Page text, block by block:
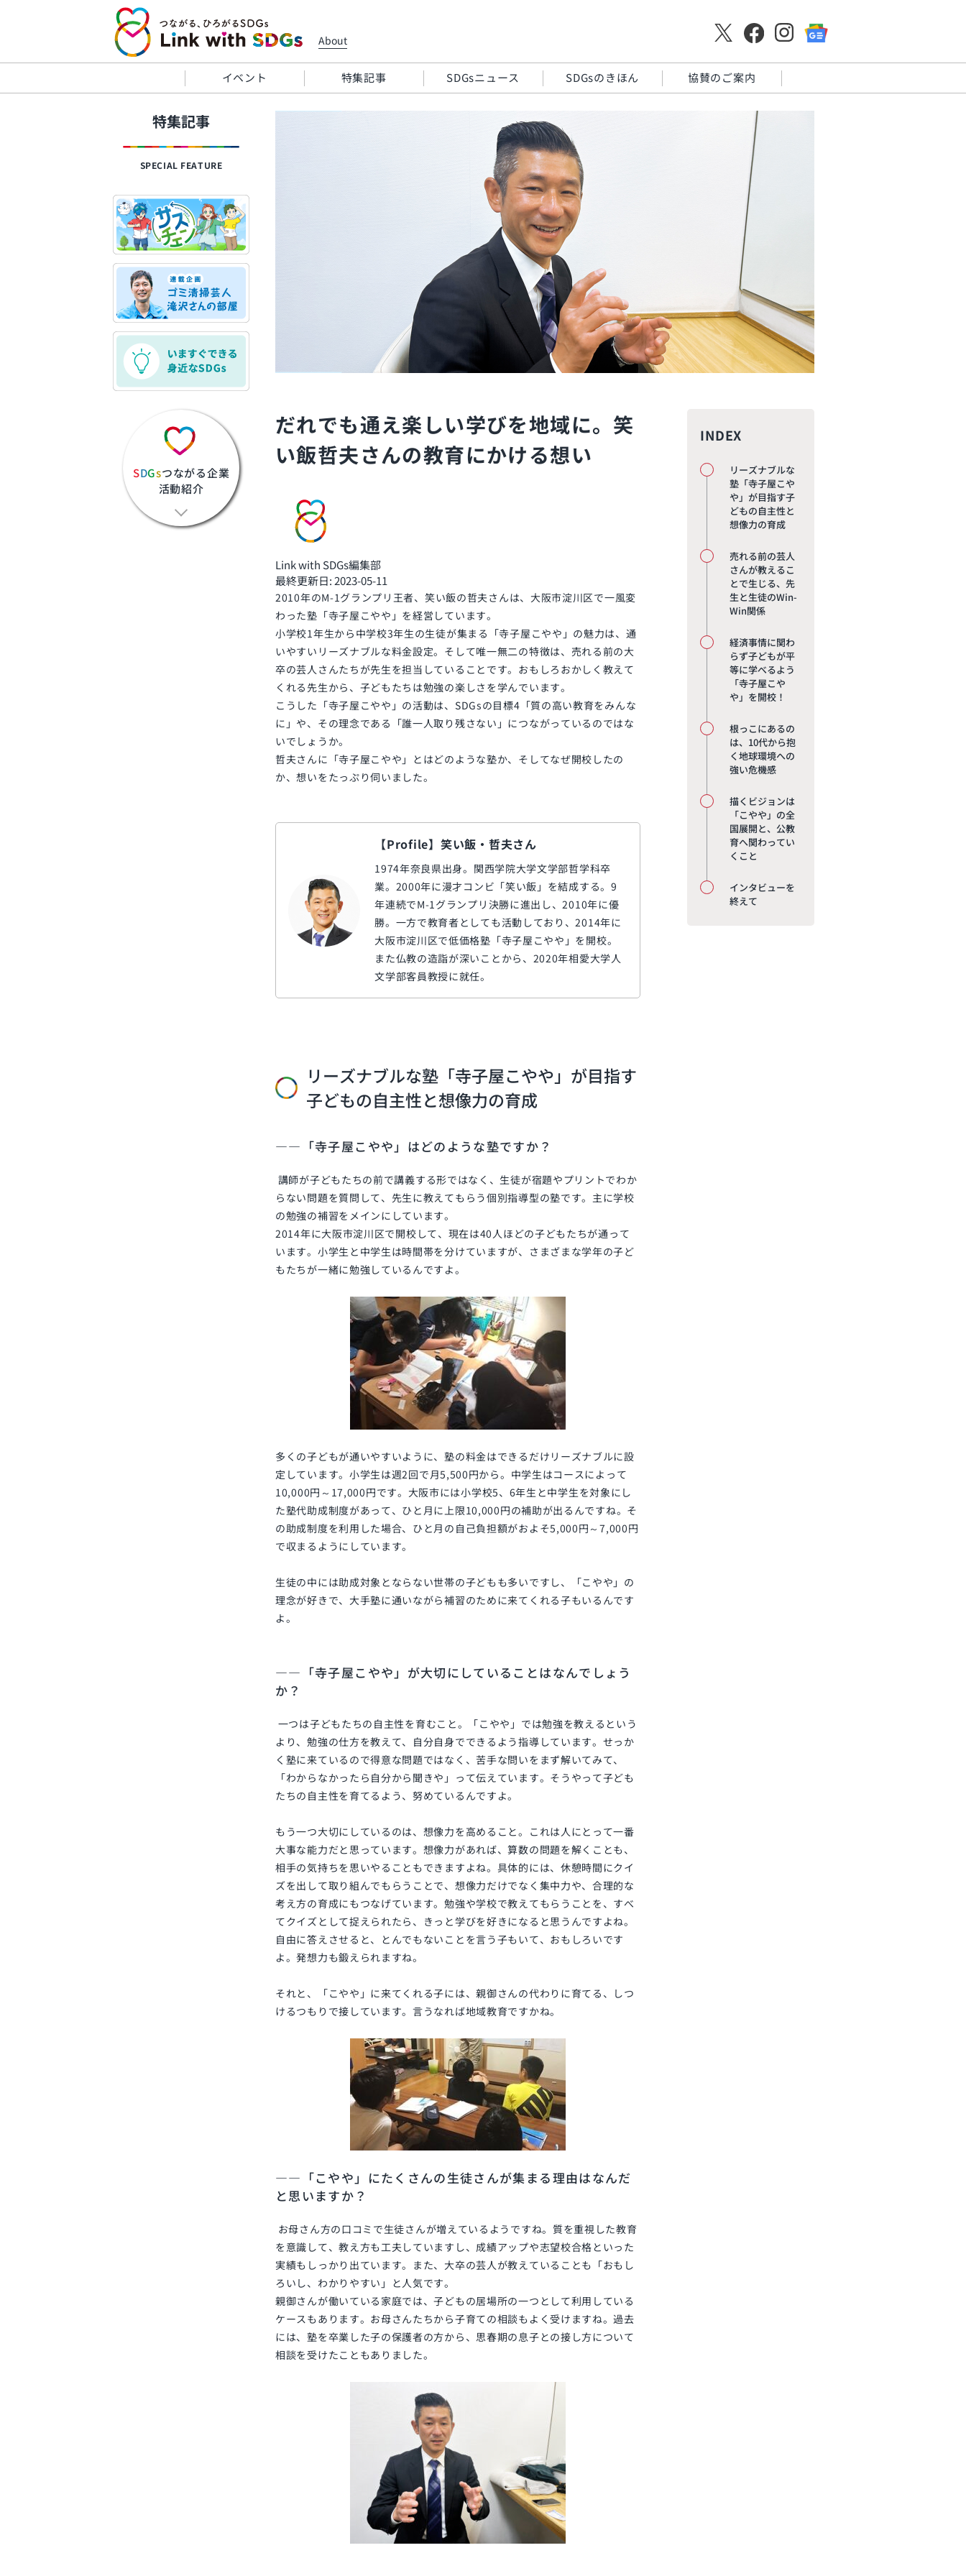
About
イベント 特集記事 SDGsニュース SDGsのきほん 協賛のご案内
特集記事
SPECIAL FEATURE
SDGsつながる企業
活動紹介
だれでも通え楽しい学びを地域に。笑
い飯哲夫さんの教育にかける想い
Link with SDGs編集部
最終更新日: 2023-05-11
2010年のM-1グランプリ王者、笑い飯の哲夫さんは、大阪市淀川区で一風変
わった塾「寺子屋こやや」を経営しています。
小学校1年生から中学校3年生の生徒が集まる「寺子屋こやや」の魅力は、通
いやすいリーズナブルな料金設定。そして唯一無二の特徴は、売れる前の大
卒の芸人さんたちが先生を担当していることです。おもしろおかしく教えて
くれる先生から、子どもたちは勉強の楽しさを学んでいます。
こうした「寺子屋こやや」の活動は、SDGsの目標4「質の高い教育をみんな
に」や、その理念である「誰一人取り残さない」につながっているのではな
いでしょうか。
哲夫さんに「寺子屋こやや」とはどのような塾か、そしてなぜ開校したの
か、想いをたっぷり伺いました。
【Profile】笑い飯・哲夫さん
1974年奈良県出身。関西学院大学文学部哲学科卒
業。2000年に漫才コンビ「笑い飯」を結成する。9
年連続でM-1グランプリ決勝に進出し、2010年に優
勝。一方で教育者としても活動しており、2014年に
大阪市淀川区で低価格塾「寺子屋こやや」を開校。
また仏教の造詣が深いことから、2020年相愛大学人
文学部客員教授に就任。
リーズナブルな塾「寺子屋こやや」が目指す
子どもの自主性と想像力の育成
――「寺子屋こやや」はどのような塾ですか？
講師が子どもたちの前で講義する形ではなく、生徒が宿題やプリントでわか
らない問題を質問して、先生に教えてもらう個別指導型の塾です。主に学校
の勉強の補習をメインにしています。
2014年に大阪市淀川区で開校して、現在は40人ほどの子どもたちが通って
います。小学生と中学生は時間帯を分けていますが、さまざまな学年の子ど
もたちが一緒に勉強しているんですよ。
多くの子どもが通いやすいように、塾の料金はできるだけリーズナブルに設
定しています。小学生は週2回で月5,500円から。中学生はコースによって
10,000円～ 17,000円です。大阪市には小学校5、 6年生と中学生を対象にし
た塾代助成制度があって、ひと月に上限10,000円の補助が出るんですね。そ
の助成制度を利用した場合、ひと月の自己負担額がおよそ5,000円～7,000円
で収まるようにしています。
生徒の中には助成対象とならない世帯の子どもも多いですし、「こやや」の
理念が好きで、大手塾に通いながら補習のために来てくれる子もいるんです
よ。
――「寺子屋こやや」が大切にしていることはなんでしょう
か？
一つは子どもたちの自主性を育むこと。「こやや」では勉強を教えるという
より、勉強の仕方を教えて、自分自身でできるよう指導しています。せっか
く塾に来ているので得意な問題ではなく、苦手な問いをまず解いてみて、
「わからなかったら自分から聞きや」って伝えています。そうやって子ども
たちの自主性を育てるよう、努めているんですよ。
もう一つ大切にしているのは、想像力を高めること。これは人にとって一番
大事な能力だと思っています。想像力があれば、算数の問題を解くことも、
相手の気持ちを思いやることもできますよね。具体的には、休憩時間にクイ
ズを出して取り組んでもらうことで、想像力だけでなく集中力や、合理的な
考え方の育成にもつなげています。勉強や学校で教えてもらうことを、すべ
てクイズとして捉えられたら、きっと学びを好きになると思うんですよね。
自由に答えさせると、とんでもないことを言う子もいて、おもしろいです
よ。発想力も鍛えられますね。
それと、「こやや」に来てくれる子には、親御さんの代わりに育てる、しつ
けるつもりで接しています。言うなれば地域教育ですかね。
――「こやや」にたくさんの生徒さんが集まる理由はなんだ
と思いますか？
お母さん方の口コミで生徒さんが増えているようですね。質を重視した教育
を意識して、教え方も工夫していますし、成績アップや志望校合格といった
実績もしっかり出ています。また、大卒の芸人が教えていることも「おもし
ろいし、わかりやすい」と人気です。
親御さんが働いている家庭では、子どもの居場所の一つとして利用している
ケースもあります。お母さんたちから子育ての相談もよく受けますね。過去
には、塾を卒業した子の保護者の方から、思春期の息子との接し方について
相談を受けたこともありました。
INDEX
リーズナブルな
塾「寺子屋こや
や」が目指す子
どもの自主性と
想像力の育成
売れる前の芸人
さんが教えるこ
とで生じる、先
生と生徒のWin-
Win関係
経済事情に関わ
らず子どもが平
等に学べるよう
「寺子屋こや
や」を開校！
根っこにあるの
は、10代から抱
く地球環境への
強い危機感
描くビジョンは
「こやや」の全
国展開と、公教
育へ関わってい
くこと
インタビューを
終えて